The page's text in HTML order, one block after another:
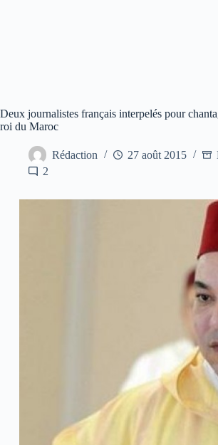
Deux journalistes français interpelés pour
roi du Maroc
Rédaction 27 août 2015
2